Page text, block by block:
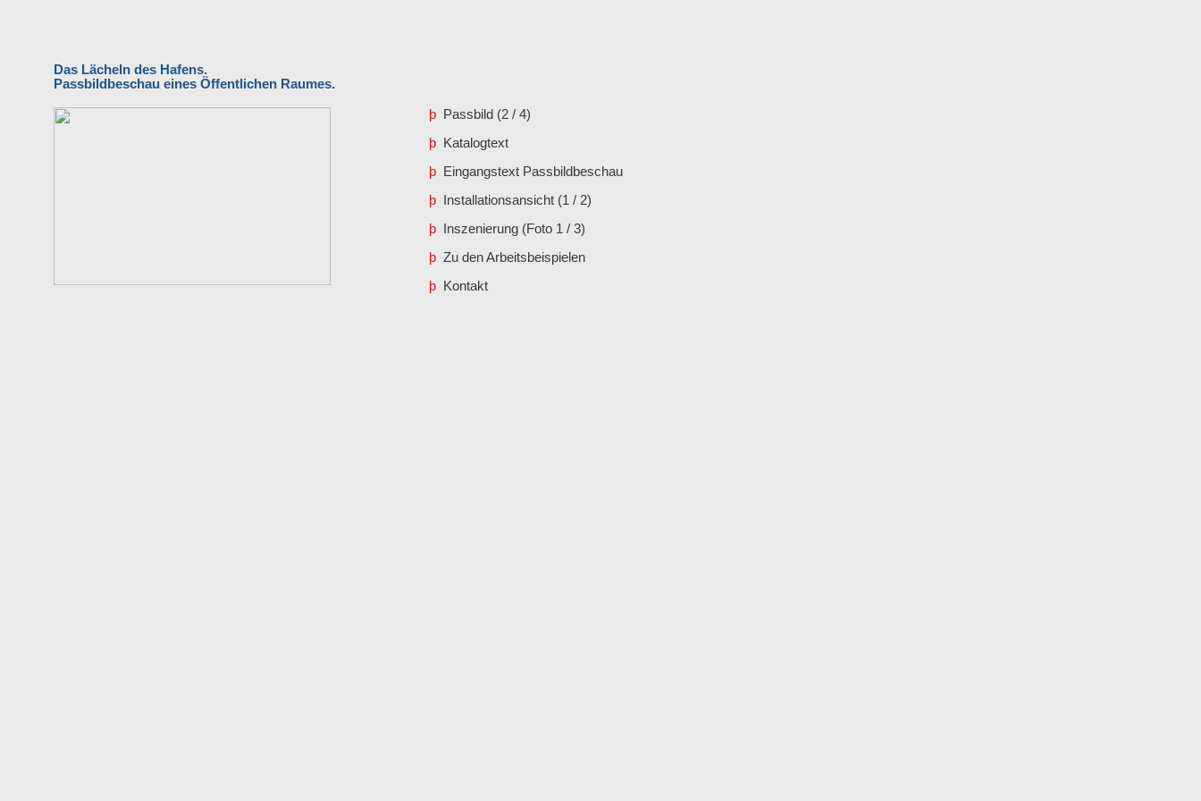
Das Lächeln des Hafens.
Passbildbeschau eines Öffentlichen Raumes.
þ
Passbild (2 / 4)
þ
Katalogtext
þ
Eingangstext Passbildbeschau
þ
Installationsansicht (1 / 2)
þ
Inszenierung (Foto 1 / 3)
þ Zu den Arbeitsbeispielen
þ
Kontakt